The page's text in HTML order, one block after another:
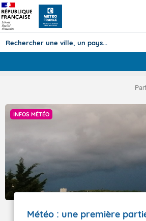
Prévisions
TOUS LES RÉSULTATS
INFOS MÉTÉO
Météo : une première